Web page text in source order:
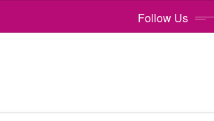
Follow Us